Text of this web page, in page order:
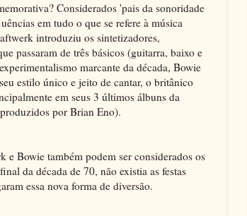
Considerados 'pais da sonoridade
em tudo o que se refere à música
introduziu os sintetizadores,
passaram de três básicos (guitarra, baixo e
marcante da década, Bowie
estilo único e jeito de cantar, o britânico
em seus 3 últimos álbuns da
por Brian Eno).
e Bowie também podem ser considerados os
da década de 70, não existia as festas
essa nova forma de diversão.